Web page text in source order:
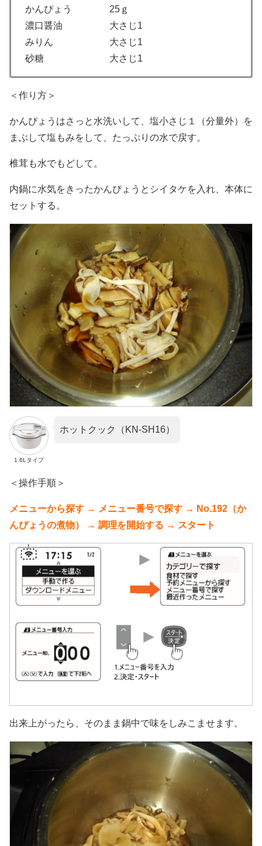
かんぴょう 25ｇ
濃口醤油 大さじ1
みりん 大さじ1
砂糖 大さじ1
＜作り方＞
かんぴょうはさっと水洗いして、塩小さじ１（分量外）を
まぶして塩もみをして、たっぷりの水で戻す。
椎茸も水でもどして。
内鍋に水気をきったかんぴょうとシイタケを入れ、本体に
セットする。
1.6Lタイプ
ホットクック（KN-SH16）
＜操作手順＞
メニューから探す → メニュー番号で探す → No.192（か
んぴょうの煮物） → 調理を開始する → スタート
出来上がったら、そのまま鍋中で味をしみこませます。